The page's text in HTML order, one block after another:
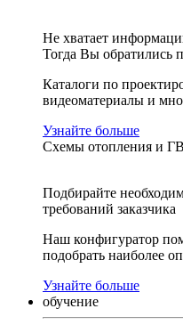
Не хватает
Тогда Вы обратились
Каталоги по
видеоматериалы и
Узнайте больше
Схемы отопления и
Подбирайте
требований заказчика
Наш конфигуратор
подобрать наиболее
Узнайте больше
обучение